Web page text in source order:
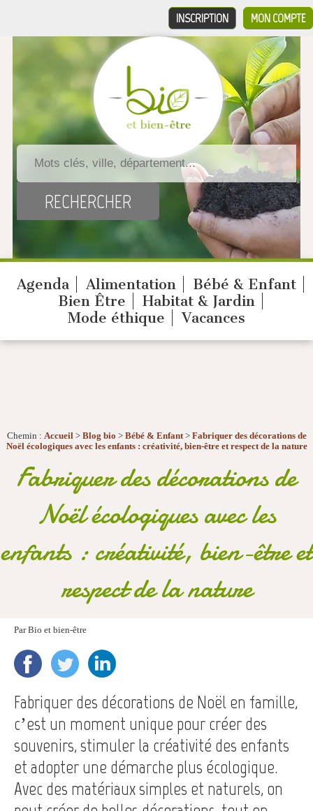
MON COMPTE
INSCRIPTION
Agenda Alimentation
Bébé & Enfant
Bien Être
Habitat & Jardin
Mode éthique
Vacances
Chemin : Accueil> Blog bio > Bébé & Enfant> Fabriquer des décorations de
Noël écologiques avec les enfants : créativité, bien-être et respect de la nature
Fabriquer des décorations de
Noël écologiques avec les
enfants : créativité, bien-être et
respect de la nature
ParBio et bien-être
Fabriquer des décorations de Noël en famille,
c’est un moment unique pour créer des
souvenirs, stimuler la créativité des enfants
et adopter une démarche plus écologique.
Avec des matériaux simples et naturels, on